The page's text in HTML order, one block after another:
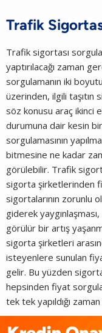
Trafik
Trafik sigortası
yaptırılacağı zaman
sorgulamanın iki
üzerinden, ilgili taşıtın
söz konusu araç ikinci
durumuna dair kesin
sorgulamasının
bitmesine ne kadar
görülebilir. Trafik
sigorta şirketlerinden
sigortalarının zorunlu
giderek
görülür bir artış
sigorta şirketleri
isteyenlere sunulan
gelir. Bu yüzden
hepsinden fiyat
tek tek yapıldığı